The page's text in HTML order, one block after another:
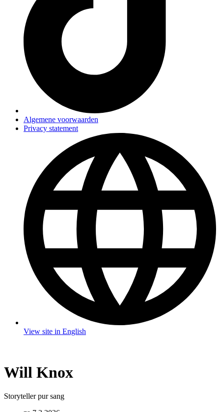
Algemene voorwaarden
Privacy statement
View site in English
Will Knox
Storyteller pur sang